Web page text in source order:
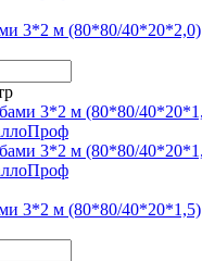
3*2 м (80*80/40*20*2,0)
3*2 м (80*80/40*20*1,5)